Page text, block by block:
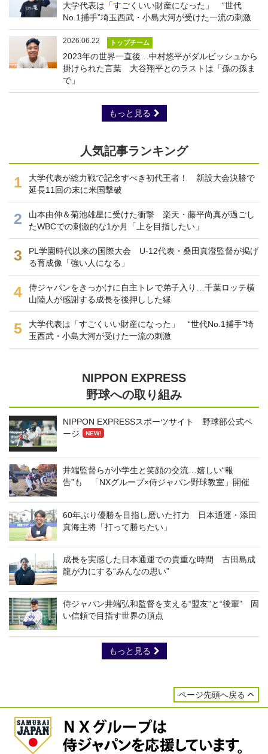
大学代表は「すごくいい財産になった」 “世代
No.1捕手”埼玉西武・小島大河が受けた一流の刺激
2026.06.22 トップチーム
2023年の世界一直後…中村悠平がダルビッシュから
掛けられた言葉 大谷翔平とのラストは「孫の孫ま
で」
もっと見る
人気記事ランキング
1
大学代表が総力戦で記念すべき初代王者！ 新設大会決勝で
延長11回の末に米国撃破
2
山本由伸＆菊池雄星に受けた衝撃 楽天・藤平尚真が過ごし
たWBCでの刺激的な1か月「上を目指したい」
3
PL学園時代以来の国際大会 U-12代表・桑田真澄監督が掲げ
る育成像「強い人になる」
4
侍ジャパンをきっかけに自主トレで弟子入り…千葉ロッテ横
山陸人が感謝する成長を後押しした縁
5
大学代表は「すごくいい財産になった」 “世代No.1捕手”埼
玉西武・小島大河が受けた一流の刺激
NIPPON EXPRESS
野球への取り組み
NIPPON EXPRESSスポーツサイト 野球部公式ペ
ージ
NEW!
井端監督らが小学生と笑顔の交流…嬉しい“報
告”も 「NXグループ×侍ジャパン野球教室」開催
60年ぶり優勝を目指し磨いた打力 日本通運・添田
真海主将「打って勝ちたい」
成長を実感した日本通運での貴重な時間 古田島成
龍が力にする“みんなの思い”
侍ジャパン井端弘和監督を支える“盟友”と“後輩” 固
い信頼で目指す世界の頂点
もっと見る
ページ先頭へ戻る